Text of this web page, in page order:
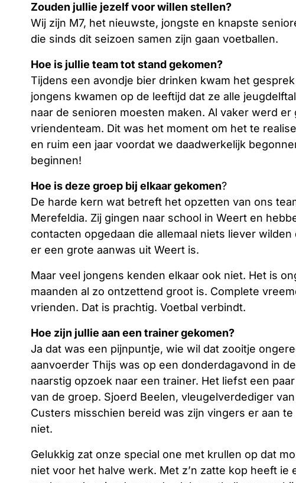
Zouden jullie jezelf voor willen stellen?
Wij zijn M7, het nieuwste, jongste en knapste
die sinds dit seizoen samen zijn gaan voetballen.
Hoe is jullie team tot stand gekomen?
Tijdens een avondje bier drinken kwam het gesprek
jongens kwamen op de leeftijd dat ze alle
naar de senioren moesten maken. Al vaker werd
vriendenteam. Dit was het moment om het te
en ruim een jaar voordat we daadwerkelijk
beginnen!
Hoe is deze groep bij elkaar gekomen?
De harde kern wat betreft het opzetten van ons
Merefeldia. Zij gingen naar school in Weert en
contacten opgedaan die allemaal niets liever
er een grote aanwas uit Weert is.
Maar veel jongens kenden elkaar ook niet. Het is
maanden al zo ontzettend groot is. Complete
vrienden. Dat is prachtig. Voetbal verbindt.
Hoe zijn jullie aan een trainer gekomen?
Ja dat was een pijnpuntje, wie wil dat zooitje
aanvoerder Thijs was op een donderdagavond in
naarstig opzoek naar een trainer. Het liefst een
van de groep. Sjoerd Beelen, vleugelverdediger
Custers misschien bereid was zijn vingers er aan
niet.
Gelukkig zat onze special one met krullen op dat
niet voor het halve werk. Met z’n zatte kop heeft